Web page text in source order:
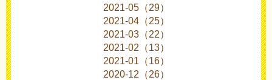
2021-05（29）
2021-04（25）
2021-03（22）
2021-02（13）
2021-01（16）
2020-12（26）